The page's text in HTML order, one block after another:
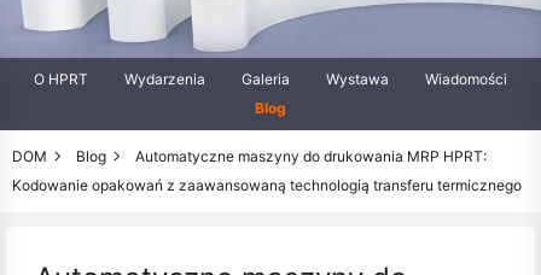
O HPRT Wydarzenia Galeria Wystawa
Wiadomości
Blog
DOM Blog
Automatyczne maszyny do drukowania MRP HPRT:
Kodowanie opakowań z zaawansowaną technologią transferu termicznego